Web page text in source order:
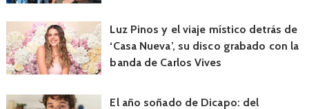
Luz Pinos y el viaje místico detrás de
‘Casa Nueva’, su disco grabado con la
banda de Carlos Vives
El año soñado de Dicapo: del